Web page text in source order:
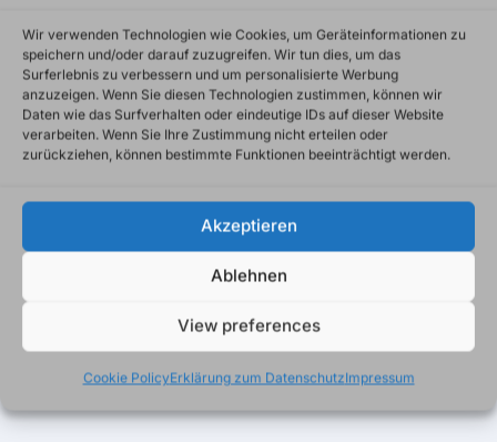
Wir verwenden Technologien wie Cookies, um Geräteinformationen zu
speichern und/oder darauf zuzugreifen. Wir tun dies, um das
Surferlebnis zu verbessern und um personalisierte Werbung
anzuzeigen. Wenn Sie diesen Technologien zustimmen, können wir
Daten wie das Surfverhalten oder eindeutige IDs auf dieser Website
verarbeiten. Wenn Sie Ihre Zustimmung nicht erteilen oder
zurückziehen, können bestimmte Funktionen beeinträchtigt werden.
Akzeptieren
Ablehnen
View preferences
Cookie PolicyErklärung zum DatenschutzImpressum